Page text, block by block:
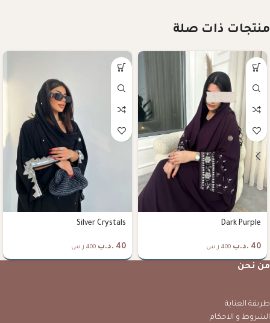
منتجات ذات صلة
Dark Purple
40 .د.ب 400 ر.س
Silver Crystals
40 .د.ب 400 ر.س
من نحن
طريقة العناية
الشروط و الاحكام